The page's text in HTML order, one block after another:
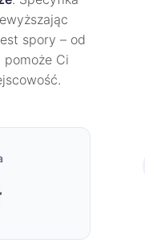
spory – od
pomoże Ci